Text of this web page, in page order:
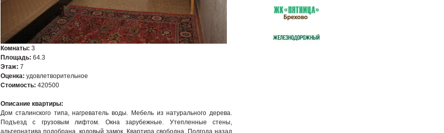
Комнаты: 3
Площадь: 64.3
Этаж: 7
Оценка: удовлетворительное
Стоимость: 420500
Описание квартиры:
Дом сталинского типа, нагреватель воды. Мебель из натурального дерева.
Подъезд с грузовым лифтом. Окна зарубежные. Утепленные стены,
альтернатива подобрана, кодовый замок. Квартира свободна. Полгода назад